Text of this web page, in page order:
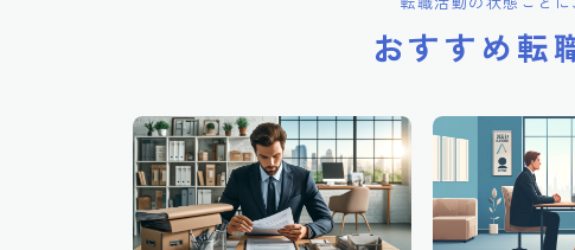
おすすめ転